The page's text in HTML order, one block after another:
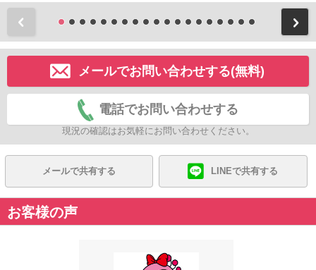
メールでお問い合わせする(無料)
電話でお問い合わせする
現況の確認はお気軽にお問い合わせください。
メールで共有する LINEで共有する
お客様の声